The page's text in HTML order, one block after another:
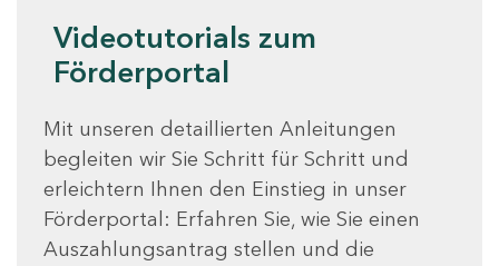
Videotutorials zum
Förderportal
Mit unseren detaillierten Anleitungen
begleiten wir Sie Schritt für Schritt und
erleichtern Ihnen den Einstieg in unser
Förderportal: Erfahren Sie, wie Sie einen
Auszahlungsantrag stellen und die